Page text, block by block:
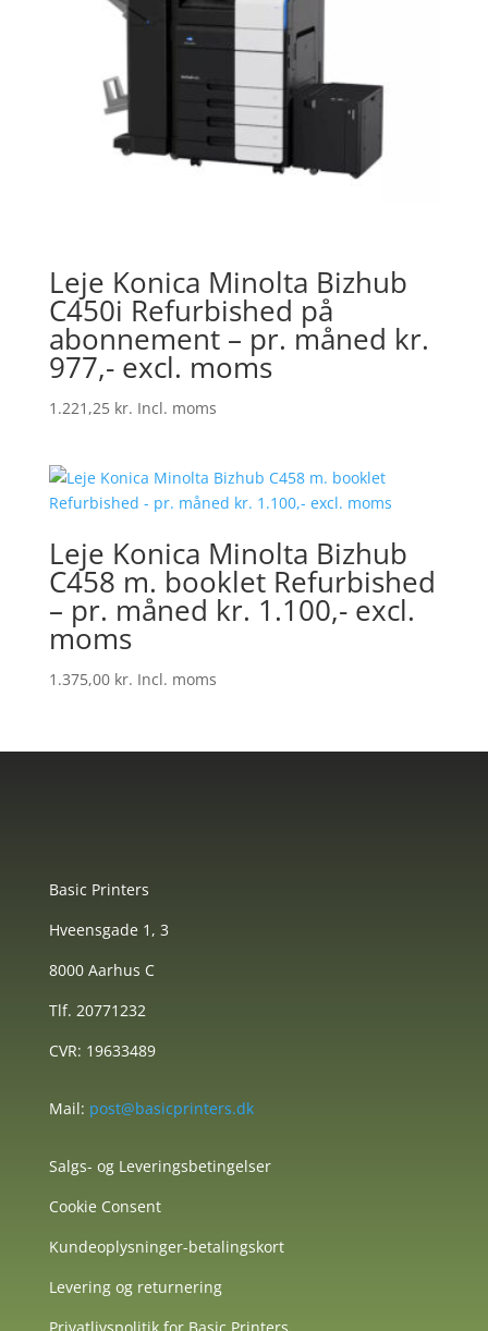
Leje Konica Minolta Bizhub
C450i Refurbished på
abonnement – pr. måned kr.
977,- excl. moms
1.221,25 kr. Incl. moms
Leje Konica Minolta Bizhub
C458 m. booklet Refurbished
– pr. måned kr. 1.100,- excl.
moms
1.375,00 kr. Incl. moms
Basic Printers
Hveensgade 1, 3
8000 Aarhus C
Tlf. 20771232
CVR: 19633489
Mail: post@basicprinters.dk
Salgs- og Leveringsbetingelser
Cookie Consent
Kundeoplysninger-betalingskort
Levering og returnering